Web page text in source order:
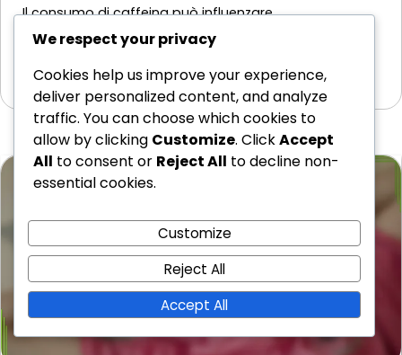
Il consumo di caffeina può influenzare
significativamente il reflusso acido notturno
stimolando la produzione di…
17/02/2026
We respect your privacy
Cookies help us improve your experience,
deliver personalized content, and analyze
traffic. You can choose which cookies to
allow by clicking Customize. ClickAccept
All to consent or Reject All to decline non-
essential cookies.
Customize
Reject All
Accept All